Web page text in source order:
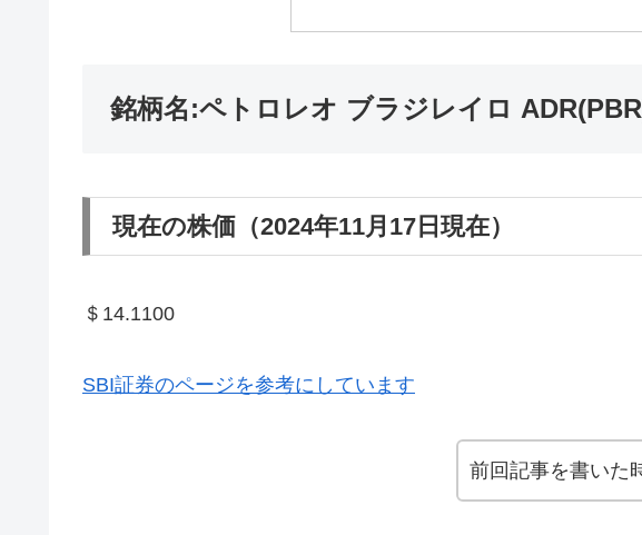
銘柄名:ペトロレオ ブラジレイロ
現在の株価（2024年11月17日現在）
＄14.1100
SBI証券のページを参考にしています
前回記事を書いた